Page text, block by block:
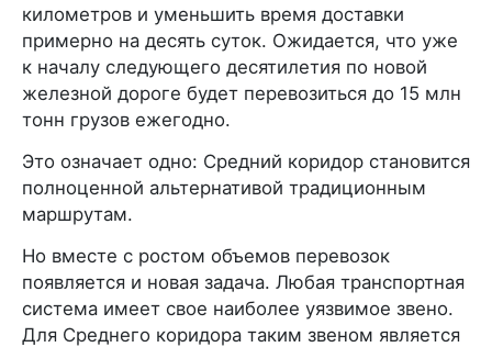
километров и уменьшить время доставки
примерно на десять суток. Ожидается, что уже
к началу следующего десятилетия по новой
железной дороге будет перевозиться до 15 млн
тонн грузов ежегодно.
Это означает одно: Средний коридор становится
полноценной альтернативой традиционным
маршрутам.
Но вместе с ростом объемов перевозок
появляется и новая задача. Любая транспортная
система имеет свое наиболее уязвимое звено.
Для Среднего коридора таким звеном является